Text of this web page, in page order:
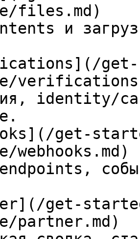
и
get-
identity/
get-
endpoints,
get-